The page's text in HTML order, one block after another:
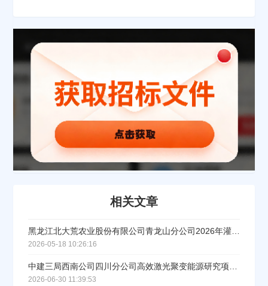
相关文章
黑龙江北大荒农业股份有限公司青龙山分公司2026年灌溉设备购置项目成交公告
2026-05-18 10:26:16
中建三局西南公司四川分公司高效激光聚变能源研究项目行车采购中标公告
2026-06-30 11:39:53